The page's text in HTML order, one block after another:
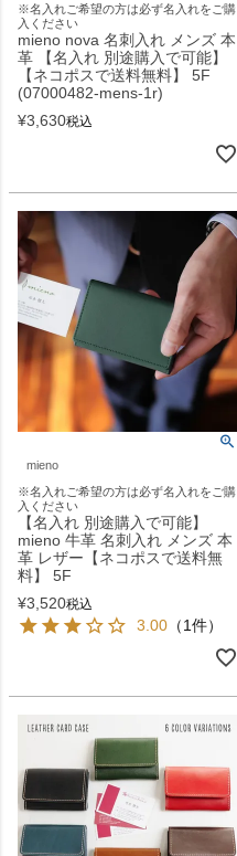
※名入れご希望の方は必ず名入れをご購
入ください
mieno nova 名刺入れ メンズ 本
革 【名入れ 別途購入で可能】
【ネコポスで送料無料】 5F
(07000482-mens-1r)
¥3,630税込
mieno
※名入れご希望の方は必ず名入れをご購
入ください
【名入れ 別途購入で可能】
mieno 牛革 名刺入れ メンズ 本
革 レザー【ネコポスで送料無
料】 5F
¥3,520税込
3.00 （1件）